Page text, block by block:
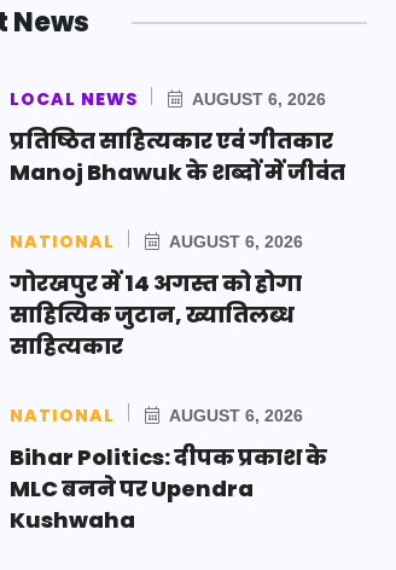
News
LOCAL NEWS AUGUST 6, 2026
प्रतिष्ठित साहित्यकार एवं गीतकार
Manoj Bhawuk के शब्दों में जीवंत
NATIONAL AUGUST 6, 2026
गोरखपुर में 14 अगस्त को होगा
साहित्यिक जुटान, ख्यातिलब्ध
साहित्यकार
NATIONAL AUGUST 6, 2026
Bihar Politics: दीपक प्रकाश के
MLC बनने पर Upendra
Kushwaha